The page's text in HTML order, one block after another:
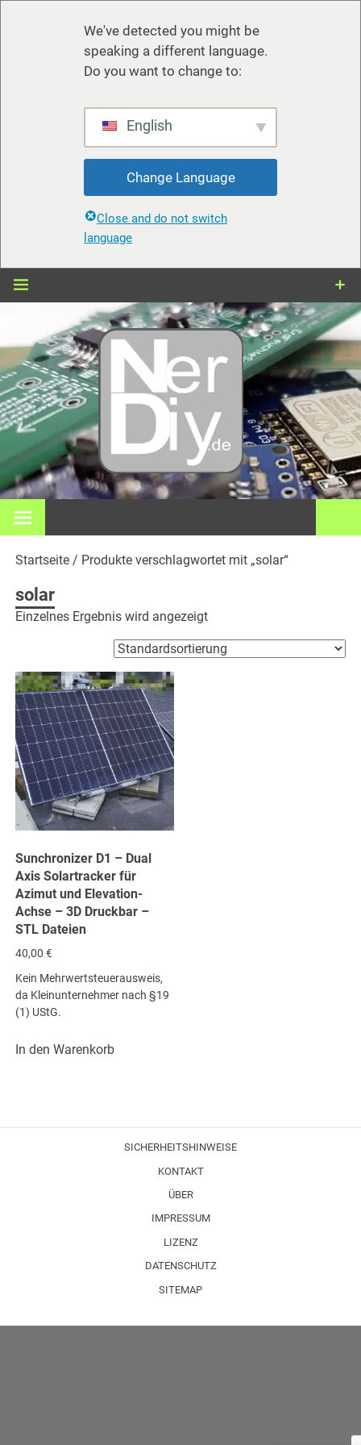
We've detected you might be
speaking a different language.
Do you want to change to:
English
Change Language
Close and do not switch
language
Zum
–
3D
und
Bei nerdiy.de dreht sich alles um Elektronik, Heimwerken, 3D-
Druck, Smart Home und viele andere technische Themen.
Startseite / Produkte verschlagwortet mit „solar“
solar
Einzelnes Ergebnis wird angezeigt
Sunchronizer D1 – Dual
Axis Solartracker für
Azimut und Elevation-
Achse – 3D Druckbar –
STL Dateien
40,00€
Kein Mehrwertsteuerausweis,
da Kleinunternehmer nach §19
(1) UStG.
In den Warenkorb
SICHERHEITSHINWEISE
KONTAKT
ÜBER
IMPRESSUM
LIZENZ
DATENSCHUTZ
SITEMAP